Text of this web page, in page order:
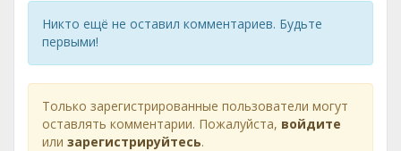
Никто ещё не оставил комментариев. Будьте
первыми!
Только зарегистрированные пользователи могут
оставлять комментарии. Пожалуйста, войдите
или зарегистрируйтесь.